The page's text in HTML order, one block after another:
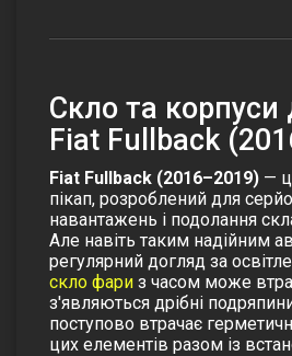
Скло та
Fiat Fullback
Fiat Fullback (2016–2019) —
пікап, розроблений для
навантажень і подолання
Але навіть таким надійним
регулярний догляд за
скло фари з часом може
з'являються дрібні
поступово втрачає
цих елементів разом із